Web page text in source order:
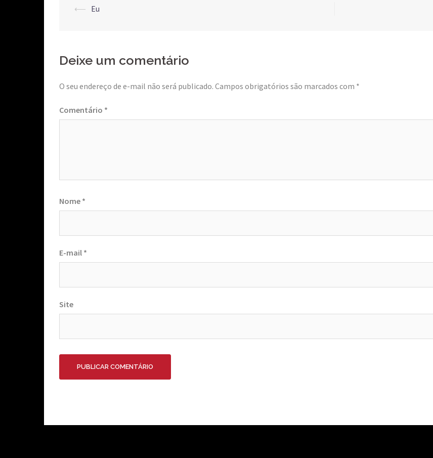
Post
⟵ Eu
Deixe um comentário
O seu endereço de e-mail não será publicado. Campos obrigatórios são marcados com *
Comentário *
Nome *
E-mail *
Site